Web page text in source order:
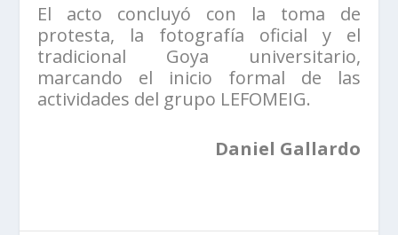
El acto concluyó con la toma de
protesta, la fotografía oficial y el
tradicional Goya universitario,
marcando el inicio formal de las
actividades del grupo LEFOMEIG.
Daniel Gallardo